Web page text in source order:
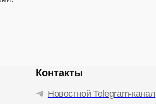
Контакты
Новостной Telegram-канал